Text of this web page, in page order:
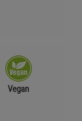
Vegan